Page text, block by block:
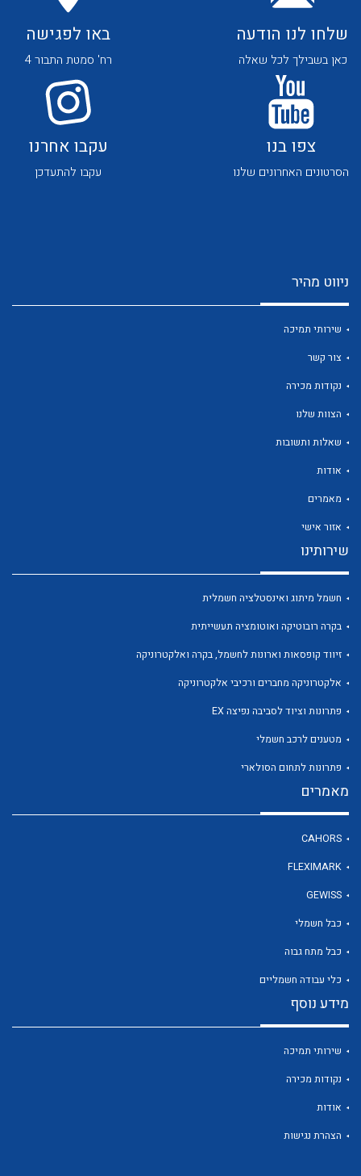
לכל מוצרי היצרן
לכל מוצרי היצרן
לכל מוצרי היצרן
לכל מוצרי היצרן
שלחו לנו הודעה
כאן בשבילך לכל שאלה
באו לפגישה
רח' סמטת התבור 4
צפו בנו
הסרטונים האחרונים שלנו
עקבו אחרנו
עקבו להתעדכן
ניווט מהיר
שירותי תמיכה
צור קשר
נקודות מכירה
הצוות שלנו
שאלות ותשובות
אודות
מאמרים
אזור אישי
שירותינו
חשמל מיתוג ואינסטלציה חשמלית
בקרה רובוטיקה ואוטומציה תעשייתית
זיווד קופסאות וארונות לחשמל, בקרה ואלקטרוניקה
אלקטרוניקה מחברים ורכיבי אלקטרוניקה
פתרונות וציוד לסביבה נפיצה EX
מטענים לרכב חשמלי
פתרונות לתחום הסולארי
מאמרים
CAHORS
FLEXIMARK
GEWISS
כבל חשמלי
כבל מתח גבוה
כלי עבודה חשמליים
מידע נוסף
שירותי תמיכה
נקודות מכירה
אודות
הצהרת נגישות